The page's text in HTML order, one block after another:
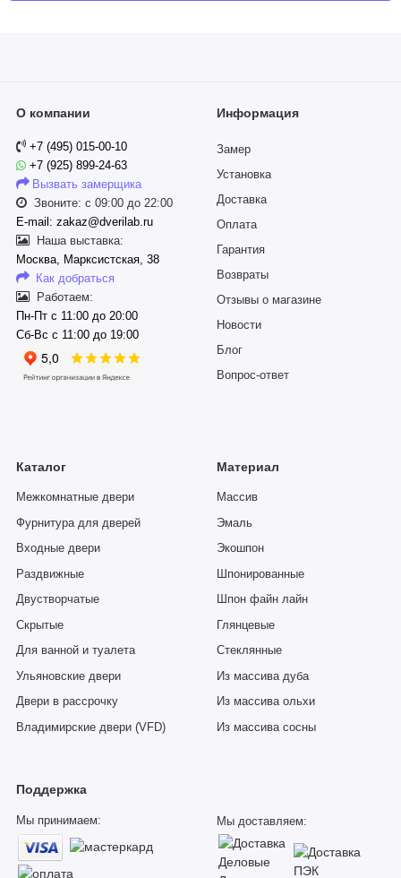
О компании
+7 (495) 015-00-10
+7 (925) 899-24-63
Вызвать замерщика
Звоните: с 09:00 до 22:00
E-mail: zakaz@dverilab.ru
Наша выставка:
Москва, Марксистская, 38
Как добраться
Работаем:
Пн-Пт с 11:00 до 20:00
Сб-Вс с 11:00 до 19:00
Информация
Замер
Установка
Доставка
Оплата
Гарантия
Возвраты
Отзывы о магазине
Новости
Блог
Вопрос-ответ
Каталог
Межкомнатные двери
Фурнитура для дверей
Входные двери
Раздвижные
Двустворчатые
Скрытые
Для ванной и туалета
Ульяновские двери
Двери в рассрочку
Владимирские двери (VFD)
Материал
Массив
Эмаль
Экошпон
Шпонированные
Шпон файн лайн
Глянцевые
Стеклянные
Из массива дуба
Из массива ольхи
Из массива сосны
Поддержка
Мы принимаем: Мы доставляем: